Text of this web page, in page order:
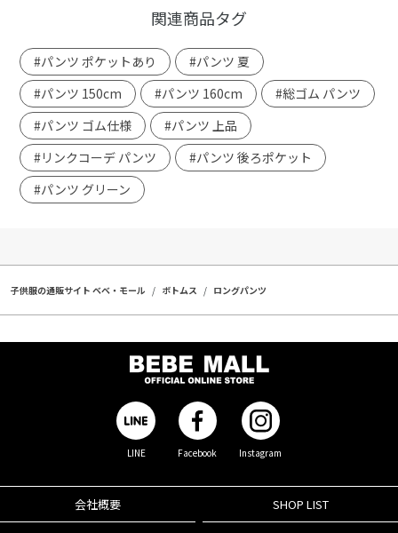
関連商品タグ
#パンツ ポケットあり
#パンツ 夏
#パンツ 150cm
#パンツ 160cm
#総ゴム パンツ
#パンツ ゴム仕様
#パンツ 上品
#リンクコーデ パンツ
#パンツ 後ろポケット
#パンツ グリーン
子供服の通販サイト ベベ・モール ボトムス ロングパンツ
LINE Facebook Instagram
会社概要 SHOP LIST